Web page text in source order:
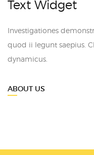
Text Widget
Investigationes
quod ii legunt saepius.
dynamicus.
ABOUT US